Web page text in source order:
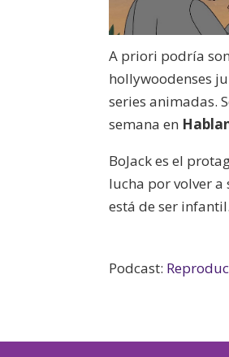
A priori podría
hollywoodenses
series animadas.
semana en
BoJack es el
lucha por volver a
está de ser infantil.
Podcast: